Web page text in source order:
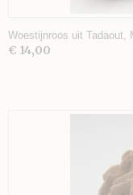
Woestijnroos uit Tadaout,
€ 14,00